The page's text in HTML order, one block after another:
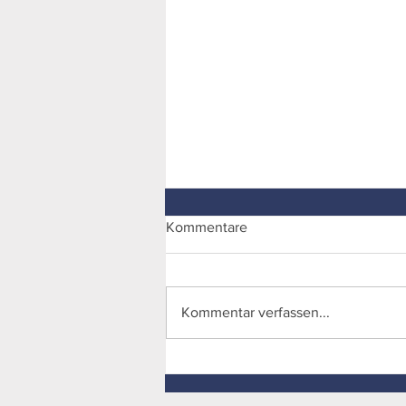
CFS Satteldecke
Kommentare
Kommentar verfassen...